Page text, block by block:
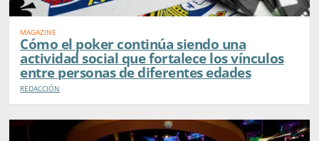
MAGAZINE
Cómo el poker continúa siendo una
actividad social que fortalece los vínculos
entre personas de diferentes edades
REDACCIÓN